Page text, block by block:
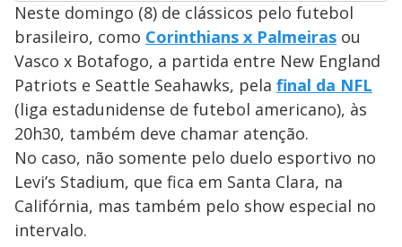
Neste domingo (8) de clássicos pelo futebol
brasileiro, como Corinthians x Palmeiras ou
Vasco x Botafogo, a partida entre New England
Patriots e Seattle Seahawks, pela final da NFL
(liga estadunidense de futebol americano), às
20h30, também deve chamar atenção.
No caso, não somente pelo duelo esportivo no
Levi’s Stadium, que fica em Santa Clara, na
Califórnia, mas também pelo show especial no
intervalo.